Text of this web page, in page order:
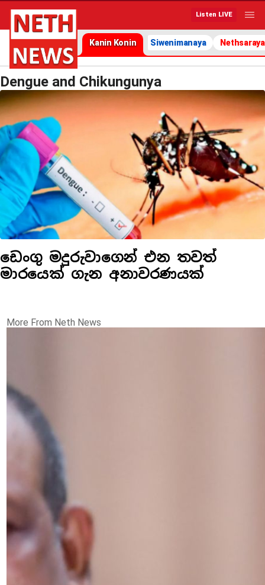
Listen LIVE
Kanin Konin Siwenimanaya Nethsaraya
Dengue and Chikungunya
ඩෙංගු මදුරුවාගෙන් එන තවත්
මාරයෙක් ගැන අනාවරණයක්
More From Neth News